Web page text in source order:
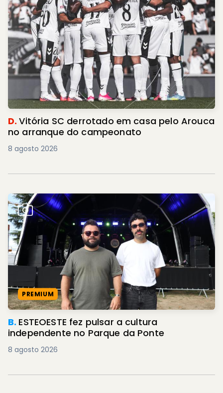
D.Vitória SC derrotado em casa pelo Arouca
no arranque do campeonato
8 agosto 2026
PREMIUM
B. ESTEOESTE fez pulsar a cultura
independente no Parque da Ponte
8 agosto 2026